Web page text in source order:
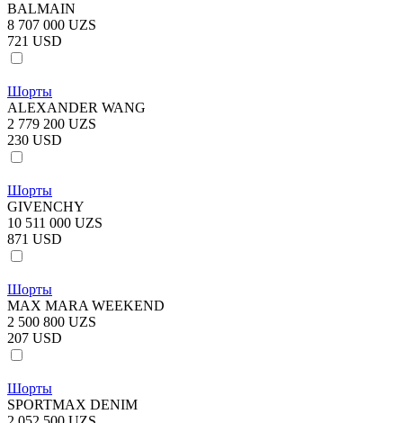
BALMAIN
8 707 000 UZS
721 USD
Шорты
ALEXANDER WANG
2 779 200 UZS
230 USD
Шорты
GIVENCHY
10 511 000 UZS
871 USD
Шорты
MAX MARA WEEKEND
2 500 800 UZS
207 USD
Шорты
SPORTMAX DENIM